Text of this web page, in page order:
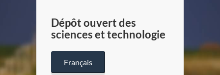
Dépôt ouvert des
sciences et technologie
Français